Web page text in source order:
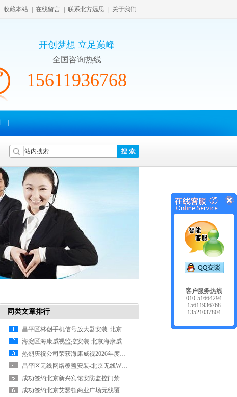
收藏本站 在线留言 联系北方远思 关于我们
开创梦想 立足巅峰
全国咨询热线
15611936768
同类文章排行
昌平区林创手机信号放大器安装-北京手机信号增强器安装维修公司
海淀区海康威视监控安装-北京海康威视摄像头监控工程安装维修公司
热烈庆祝公司荣获海康威视2026年度北京一级代理商
昌平区无线网络覆盖安装-北京无线WIFI网络覆盖安装维修公司
成功签约北京新兴宾馆安防监控门禁维修维护工程
成功签约北京艾瑟顿商业广场无线覆盖安装工程
客户服务热线
010-51664294
15611936768
13521037804